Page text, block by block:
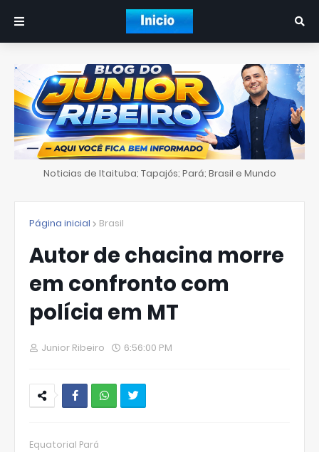
Noticias de Itaituba; Tapajós; Pará; Brasil e Mundo
Página inicial Brasil
Autor de chacina morre
em confronto com
polícia em MT
Junior Ribeiro 6:56:00 PM
hats
Equatorial Pará